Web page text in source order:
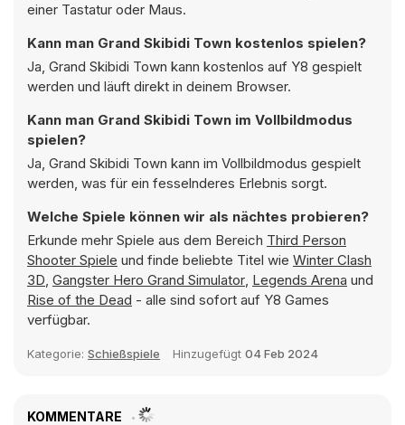
einer Tastatur oder Maus.
Kann man Grand Skibidi Town kostenlos spielen?
Ja, Grand Skibidi Town kann kostenlos auf Y8 gespielt
werden und läuft direkt in deinem Browser.
Kann man Grand Skibidi Town im Vollbildmodus
spielen?
Ja, Grand Skibidi Town kann im Vollbildmodus gespielt
werden, was für ein fesselnderes Erlebnis sorgt.
Welche Spiele können wir als nächtes probieren?
Erkunde mehr Spiele aus dem Bereich Third Person
Shooter Spiele und finde beliebte Titel wie Winter Clash
3D, Gangster Hero Grand Simulator, Legends Arena und
Rise of the Dead - alle sind sofort auf Y8 Games
verfügbar.
Kategorie: Schießspiele Hinzugefügt 04 Feb 2024
KOMMENTARE